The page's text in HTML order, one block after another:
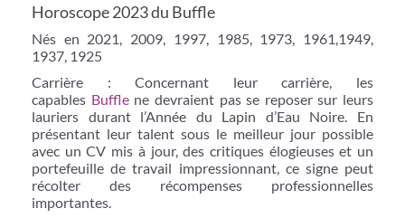
Horoscope 2023 du Buffle
Nés en 2021, 2009, 1997, 1985, 1973, 1961,1949,
1937, 1925
Carrière : Concernant leur carrière, les
capables Bufflene devraient pas se reposer sur leurs
lauriers durant l’Année du Lapin d’Eau Noire. En
présentant leur talent sous le meilleur jour possible
avec un CV mis à jour, des critiques élogieuses et un
portefeuille de travail impressionnant, ce signe peut
récolter des récompenses professionnelles
importantes.